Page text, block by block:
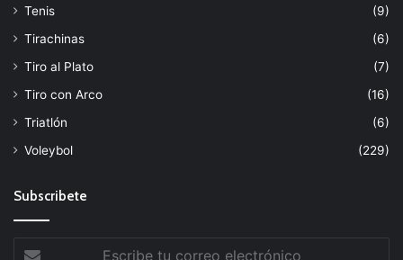
Tenis
(9)
Tirachinas
(6)
Tiro al Plato
(7)
Tiro con Arco
(16)
Triatlón
(6)
Voleybol
(229)
Subscribete
Escribe